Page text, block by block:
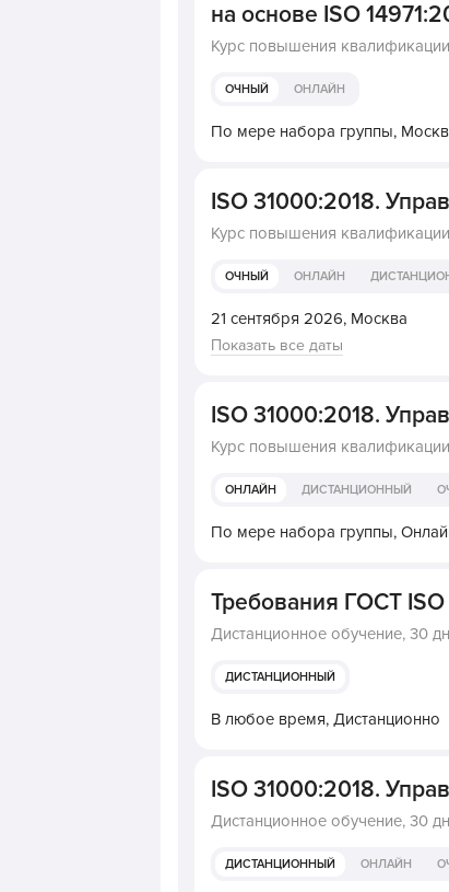
на основе ISO
Курс повышения
ОЧНЫЙ ОНЛАЙН
По мере набора группы,
ISO 31000:2018.
Курс повышения
ОЧНЫЙ ОНЛАЙН
21 сентября 2026, Москва
Показать все даты
ISO 31000:2018.
Курс повышения
ОНЛАЙН ДИСТАНЦИОННЫЙ
По мере набора группы,
Требования ГОСТ ISO
Дистанционное обучение, 30
ДИСТАНЦИОННЫЙ
В любое время, Дистанционно
ISO 31000:2018.
Дистанционное обучение, 30
ДИСТАНЦИОННЫЙ ОНЛАЙН